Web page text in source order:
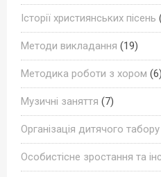
Історії християнських пісень
Методи викладання (19)
Методика роботи з хором (6)
Музичні заняття (7)
Організація дитячого табору
Особистісне зростання та